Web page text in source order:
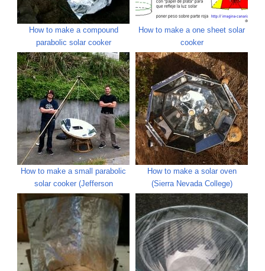
How to make a compound
parabolic solar cooker
How to make a one sheet solar
cooker
How to make a small parabolic
solar cooker (Jefferson
Community Center)
How to make a solar oven
(Sierra Nevada College)